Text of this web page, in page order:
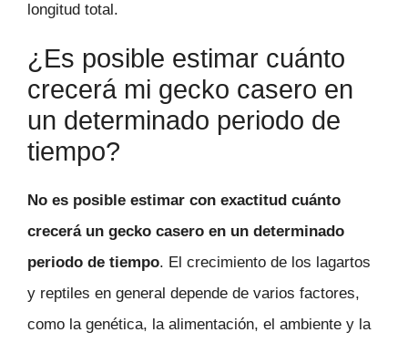
longitud total.
¿Es posible estimar cuánto
crecerá mi gecko casero en
un determinado periodo de
tiempo?
No es posible estimar con exactitud cuánto
crecerá un gecko casero en un determinado
periodo de tiempo. El crecimiento de los lagartos
y reptiles en general depende de varios factores,
como la genética, la alimentación, el ambiente y la